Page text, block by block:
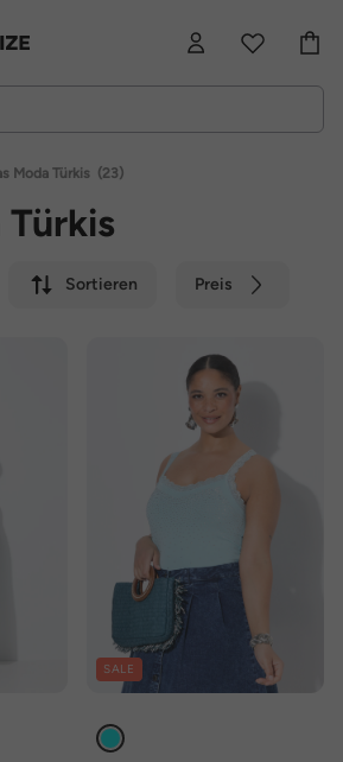
Moda Türkis (23)
Türkis
Sortieren Preis
SALE